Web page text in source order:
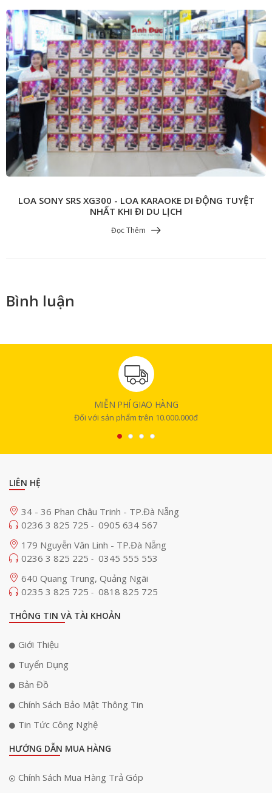
LOA SONY SRS XG300 - LOA KARAOKE DI ĐỘNG TUYỆT
NHẤT KHI ĐI DU LỊCH
Đọc Thêm
Bình luận
MIỄN PHÍ GIAO HÀNG
Đối với sản phẩm trên 10.000.000đ
LIÊN HỆ
34 - 36 Phan Châu Trinh - TP.Đà Nẵng
0236 3 825 725 - 0905 634 567
179 Nguyễn Văn Linh - TP.Đà Nẵng
0236 3 825 225 - 0345 555 553
640 Quang Trung, Quảng Ngãi
0235 3 825 725 - 0818 825 725
THÔNG TIN VÀ TÀI KHOẢN
Giới Thiệu
Tuyển Dụng
Bản Đồ
Chính Sách Bảo Mật Thông Tin
Tin Tức Công Nghệ
HƯỚNG DẪN MUA HÀNG
Chính Sách Mua Hàng Trả Góp